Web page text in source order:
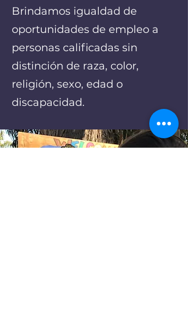
Brindamos igualdad de
oportunidades de empleo a
personas calificadas sin
distinción de raza, color,
religión, sexo, edad o
discapacidad.